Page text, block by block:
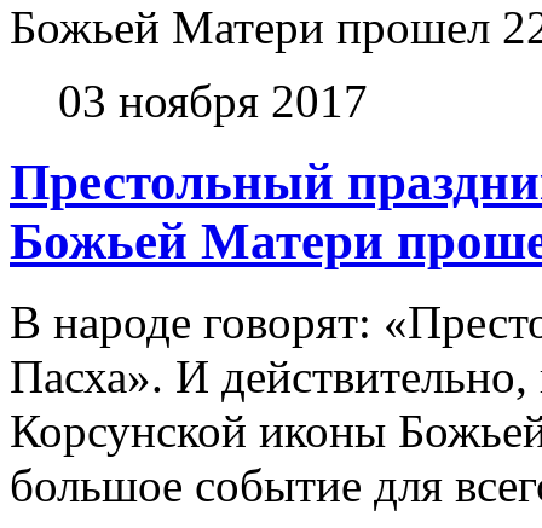
Божьей Матери прошел
03 ноября 2017
Престольный
Божьей Матери
В народе говорят:
Пасха». И
Корсунской иконы
большое событие для